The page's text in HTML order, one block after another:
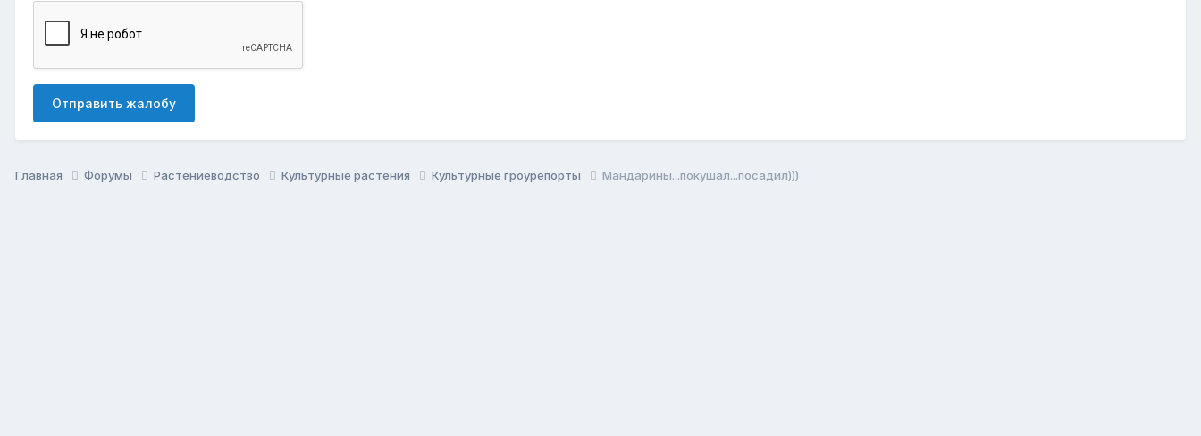
Отправить жалобу
Главная Форумы Растениеводство Культурные растения Культурные гроурепорты Мандарины...покушал...посадил)))